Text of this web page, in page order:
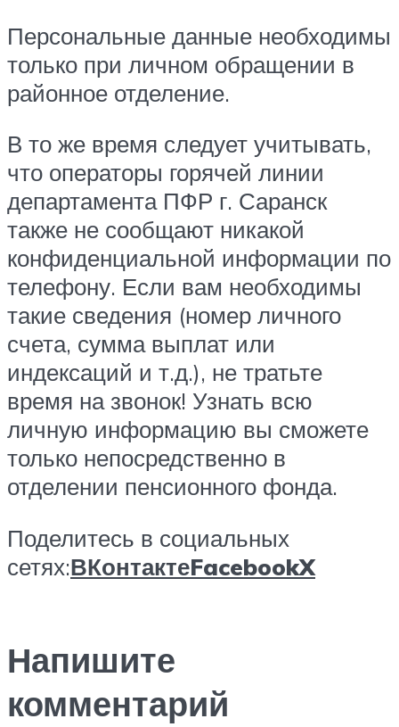
Персональные данные необходимы
только при личном обращении в
районное отделение.
В то же время следует учитывать,
что операторы горячей линии
департамента ПФР г. Саранск
также не сообщают никакой
конфиденциальной информации по
телефону. Если вам необходимы
такие сведения (номер личного
счета, сумма выплат или
индексаций и т.д.), не тратьте
время на звонок! Узнать всю
личную информацию вы сможете
только непосредственно в
отделении пенсионного фонда.
Поделитесь в социальных
сетях:ВКонтактеFacebookX
Напишите
комментарий